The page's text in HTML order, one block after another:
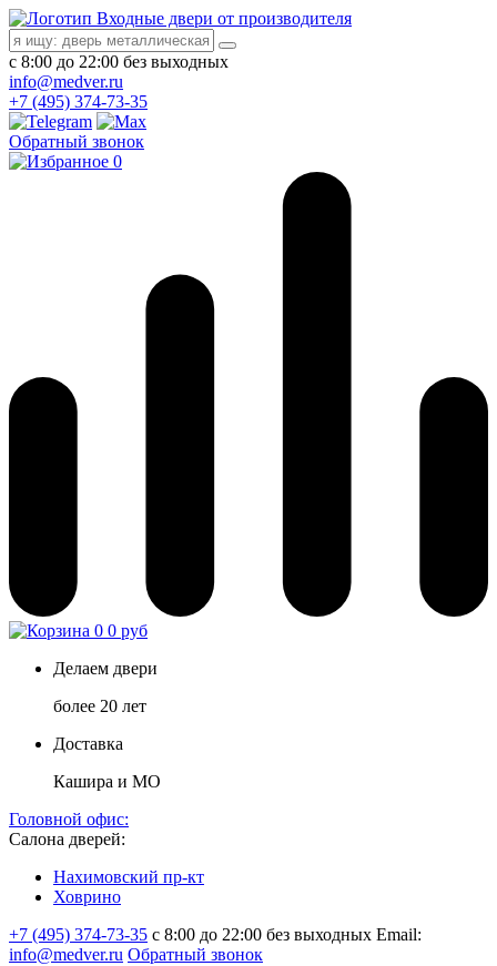
Входные двери от производителя
с 8:00 до 22:00 без выходных
info@medver.ru
+7 (495) 374-73-35
Обратный звонок
0
0 0 руб
Делаем двери
более 20 лет
Доставка
Кашира и МО
Головной офис:
Салона дверей:
Нахимовский пр-кт
Ховрино
+7 (495) 374-73-35 с 8:00 до 22:00 без выходных Email:
info@medver.ru Обратный звонок